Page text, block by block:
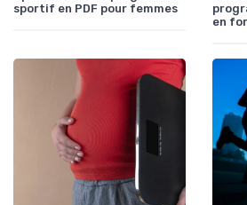
sportif en PDF pour femmes
en